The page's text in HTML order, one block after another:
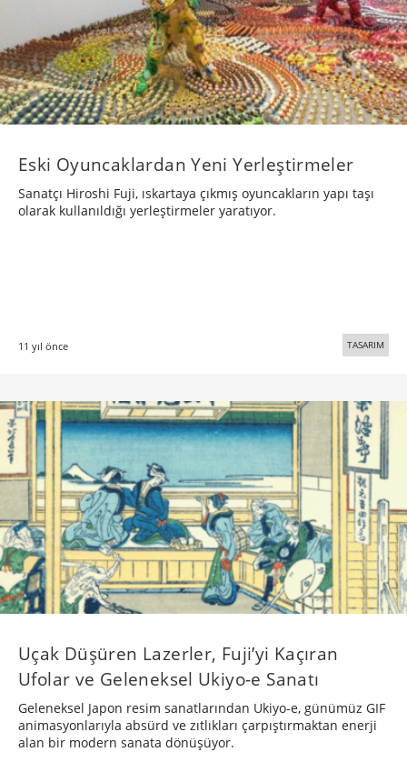
Eski Oyuncaklardan Yeni Yerleştirmeler
Sanatçı Hiroshi Fuji, ıskartaya çıkmış oyuncakların yapı taşı
olarak kullanıldığı yerleştirmeler yaratıyor.
11 yıl önce TASARIM
Uçak Düşüren Lazerler, Fuji’yi Kaçıran
Ufolar ve Geleneksel Ukiyo-e Sanatı
Geleneksel Japon resim sanatlarından Ukiyo-e, günümüz GIF
animasyonlarıyla absürd ve zıtlıkları çarpıştırmaktan enerji
alan bir modern sanata dönüşüyor.